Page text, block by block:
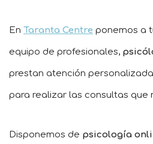
En Taranta Centre ponemos a
equipo de profesionales,
prestan atención
para realizar las consultas que
Disponemos de psicología